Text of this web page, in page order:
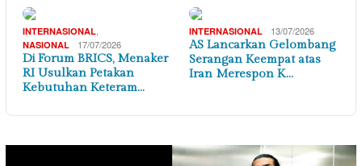
INTERNASIONAL,
NASIONAL 17/07/2026
Di Forum BRICS, Menaker
RI Usulkan Petakan
Kebutuhan Keteram…
INTERNASIONAL 13/07/2026
AS Lancarkan Gelombang
Serangan Keempat atas
Iran Merespon K…